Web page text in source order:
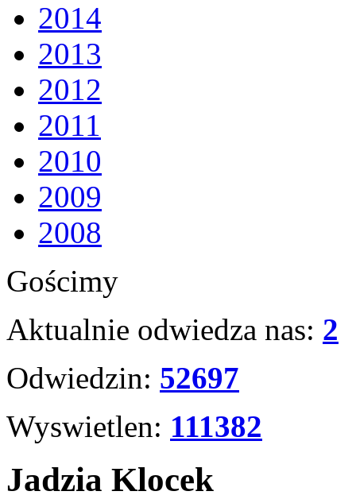
2014
2013
2012
2011
2010
2009
2008
Gościmy
Aktualnie odwiedza nas: 2
Odwiedzin: 52697
Wyswietlen: 111382
Jadzia Klocek